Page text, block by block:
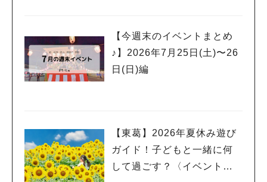
【今週末のイベントまとめ
♪】2026年7月25日(土)〜26
日(日)編
【東葛】2026年夏休み遊び
ガイド！子どもと一緒に何
して過ごす？〈イベント